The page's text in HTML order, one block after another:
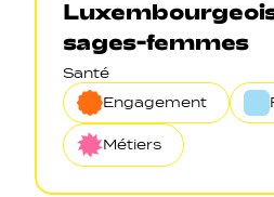
sages-femmes
Santé
Engagement
Métiers